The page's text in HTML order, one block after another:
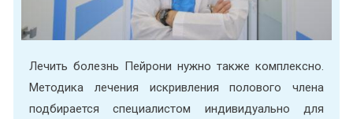
Лечить болезнь Пейрони нужно также комплексно.
Методика лечения искривления полового члена
подбирается специалистом индивидуально для